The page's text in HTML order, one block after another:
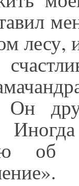
Он
об